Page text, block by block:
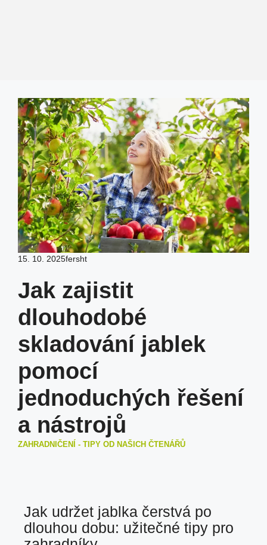
15. 10. 2025fersht
Jak zajistit
dlouhodobé
skladování jablek
pomocí
jednoduchých řešení
a nástrojů
ZAHRADNIČENÍ - TIPY OD NAŠICH ČTENÁŘŮ
Jak udržet jablka čerstvá po
dlouhou dobu: užitečné tipy pro